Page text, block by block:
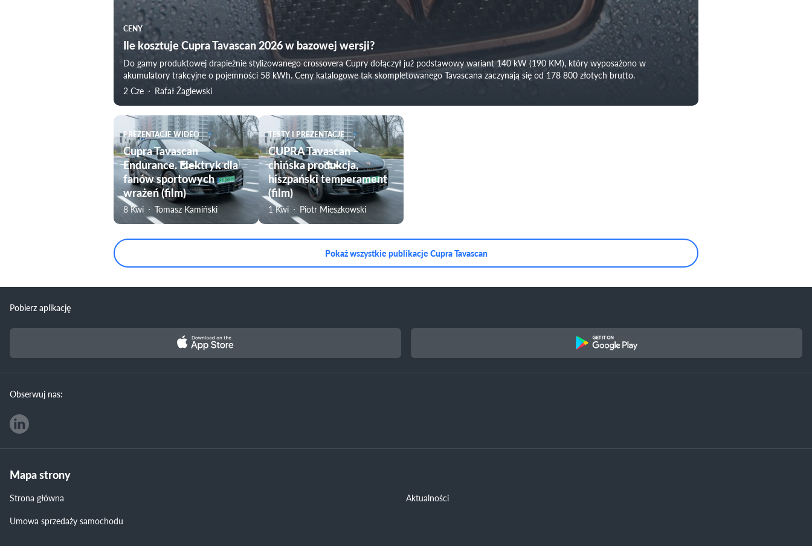
CENY
Ile kosztuje Cupra Tavascan 2026 w bazowej wersji?
Do gamy produktowej drapieżnie stylizowanego crossovera Cupry dołączył już podstawowy wariant 140 kW (190 KM), który wyposażono w
akumulatory trakcyjne o pojemności 58 kWh. Ceny katalogowe tak skompletowanego Tavascana zaczynają się od 178 800 złotych brutto.
2 Cze
Rafał Żaglewski
PREZENTACJE WIDEO
Cupra Tavascan
Endurance. Elektryk dla
fanów sportowych
wrażeń (film)
8 Kwi Tomasz Kamiński
TESTY I PREZENTACJE
CUPRA Tavascan –
chińska produkcja,
hiszpański temperament
(film)
1 Kwi Piotr Mieszkowski
Pokaż wszystkie publikacje Cupra Tavascan
Pobierz aplikację
Obserwuj nas:
Mapa strony
Strona główna
Aktualności
Umowa sprzedaży samochodu